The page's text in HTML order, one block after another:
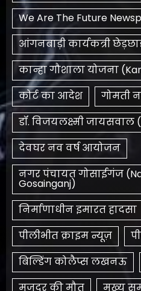
We Are The Future
आंगनबाड़ी कार्यकत्री
कान्हा गौशाला योजना
कोर्ट का आदेश
गोमती
डॉ. विजयलक्ष्मी जायसवाल
देवघर नव वर्ष आयोजन
नगर पंचायत गोसाईगंज
Gosainganj)
निर्माणाधीन इमारत हादसा
पीलीभीत क्राइम न्यूज़
बिल्डिंग कोलैप्स लखनऊ
मजदूर की मौत
मुख्य